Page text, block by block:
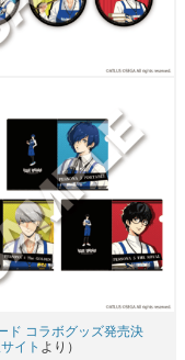
ド コラボグッズ発売決
イト より）